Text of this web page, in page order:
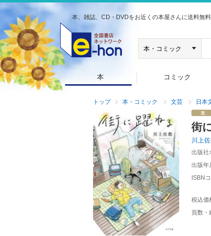
本、雑誌、CD・DVDをお近くの本屋さんに送料無料
本 コミック
トップ 本・コミック 文芸 日本
街
川上
出版社
出版年
ISBN
税込価
頁数・